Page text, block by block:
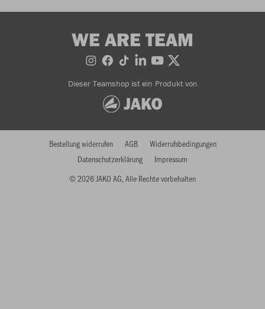
WE ARE TEAM
Dieser Teamshop ist ein Produkt von
© 2026 JAKO AG, Alle Rechte vorbehalten
Bestellung widerrufen AGB
Widerrufsbedingungen
Datenschutzerklärung
Impressum